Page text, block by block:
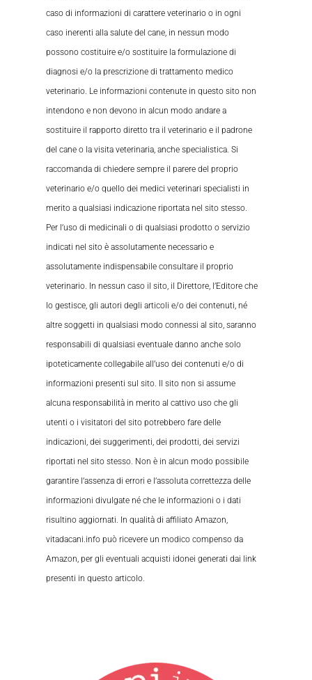
caso di informazioni di carattere veterinario o in ogni
caso inerenti alla salute del cane, in nessun modo
possono costituire e/o sostituire la formulazione di
diagnosi e/o la prescrizione di trattamento medico
veterinario. Le informazioni contenute in questo sito non
intendono e non devono in alcun modo andare a
sostituire il rapporto diretto tra il veterinario e il padrone
del cane o la visita veterinaria, anche specialistica. Si
raccomanda di chiedere sempre il parere del proprio
veterinario e/o quello dei medici veterinari specialisti in
merito a qualsiasi indicazione riportata nel sito stesso.
Per l’uso di medicinali o di qualsiasi prodotto o servizio
indicati nel sito è assolutamente necessario e
assolutamente indispensabile consultare il proprio
veterinario. In nessun caso il sito, il Direttore, l’Editore che
lo gestisce, gli autori degli articoli e/o dei contenuti, né
altre soggetti in qualsiasi modo connessi al sito, saranno
responsabili di qualsiasi eventuale danno anche solo
ipoteticamente collegabile all’uso dei contenuti e/o di
informazioni presenti sul sito. Il sito non si assume
alcuna responsabilità in merito al cattivo uso che gli
utenti o i visitatori del sito potrebbero fare delle
indicazioni, dei suggerimenti, dei prodotti, dei servizi
riportati nel sito stesso. Non è in alcun modo possibile
garantire l’assenza di errori e l’assoluta correttezza delle
informazioni divulgate né che le informazioni o i dati
risultino aggiornati. In qualità di affiliato Amazon,
vitadacani.info può ricevere un modico compenso da
Amazon, per gli eventuali acquisti idonei generati dai link
presenti in questo articolo.